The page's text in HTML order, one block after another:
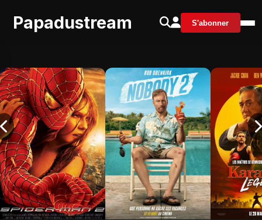
Papadustream S'abonner